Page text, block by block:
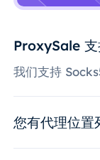
ProxySale 支
我们支持
您有代理位置